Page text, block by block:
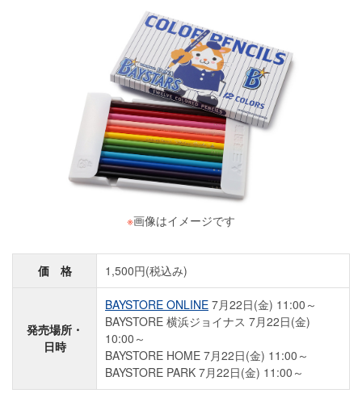
※画像はイメージです
価 格 1,500円(税込み)
発売場所・
日時
BAYSTORE ONLINE 7月22日(金) 11:00～
BAYSTORE 横浜ジョイナス 7月22日(金)
10:00～
BAYSTORE HOME 7月22日(金) 11:00～
BAYSTORE PARK 7月22日(金) 11:00～